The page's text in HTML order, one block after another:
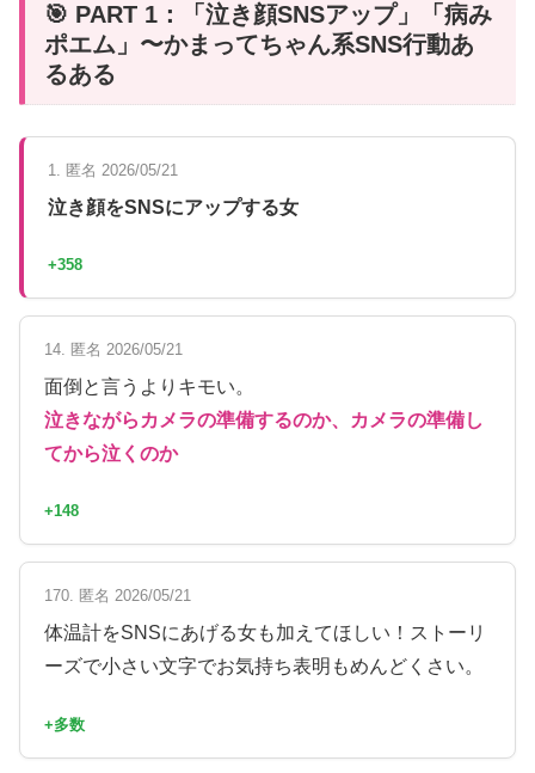
🎯 PART 1：「泣き顔SNSアップ」「病み
ポエム」〜かまってちゃん系SNS行動あ
るある
1. 匿名 2026/05/21
泣き顔をSNSにアップする女
+358
14. 匿名 2026/05/21
面倒と言うよりキモい。
泣きながらカメラの準備するのか、カメラの準備し
てから泣くのか
+148
170. 匿名 2026/05/21
体温計をSNSにあげる女も加えてほしい！ストーリ
ーズで小さい文字でお気持ち表明もめんどくさい。
+多数